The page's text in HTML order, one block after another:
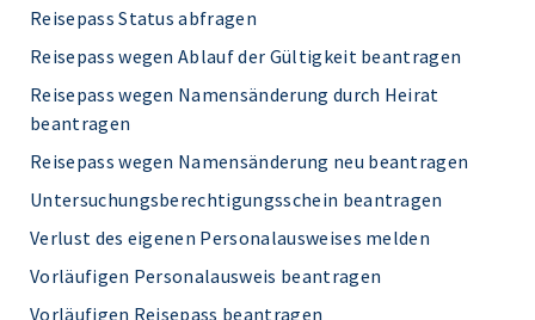
Reisepass Status abfragen
Reisepass wegen Ablauf der Gültigkeit beantragen
Reisepass wegen Namensänderung durch Heirat
beantragen
Reisepass wegen Namensänderung neu beantragen
Untersuchungsberechtigungsschein beantragen
Verlust des eigenen Personalausweises melden
Vorläufigen Personalausweis beantragen
Vorläufigen Reisepass beantragen